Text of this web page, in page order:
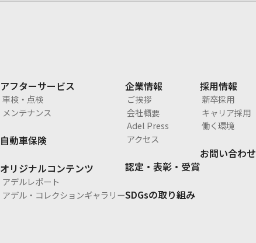
アフターサービス
車検・点検
メンテナンス
自動車保険
オリジナルコンテンツ
アデルレポート
アデル・コレクションギャラリー
企業情報
ご挨拶
会社概要
Adel Press
アクセス
認定・表彰・受賞
SDGsの取り組み
採用情報
新卒採用
キャリア採用
働く環境
お問い合わせ